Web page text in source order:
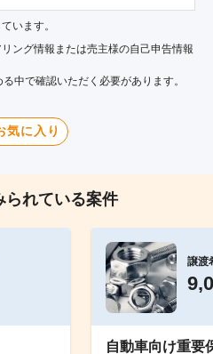
います。
ング情報または売主様の自己申告情報
中で確認いただく必要があります。
気に入り
られている案件
譲渡
自動車向け重要